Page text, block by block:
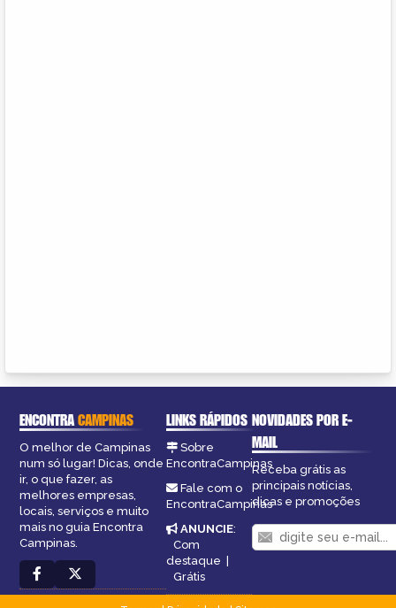
ENCONTRACAMPINAS
O melhor de Campinas
num só lugar! Dicas, onde
ir, o que fazer, as
melhores empresas,
locais, serviços e muito
mais no guia Encontra
Campinas.
LINKS RÁPIDOS
Sobre
EncontraCampinas
Fale com o
EncontraCampinas
ANUNCIE:
Com
destaque |
Grátis
NOVIDADES POR E-
MAIL
Receba grátis as
principais notícias,
dicas e promoções